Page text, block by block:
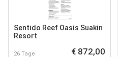
Sentido Reef Oasis Suakin
Resort
26 Tage € 872,00